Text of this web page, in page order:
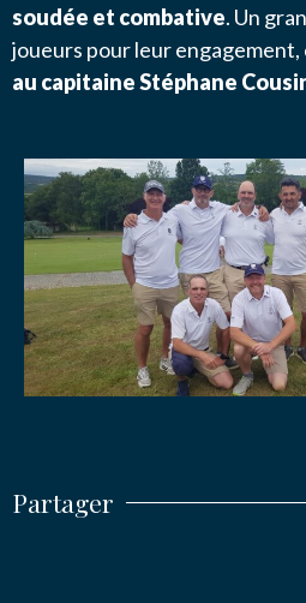
soudée et combative. Un
joueurs pour leur engagement,
au capitaine Stéphane
Partager